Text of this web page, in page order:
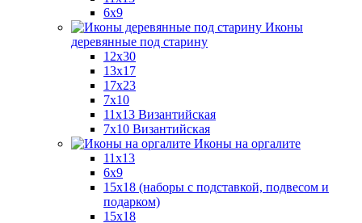
6x9
Иконы
деревянные под старину
12х30
13x17
17x23
7x10
11x13 Византийская
7x10 Византийская
Иконы на оргалите
11x13
6x9
15х18 (наборы с подставкой, подвесом и
подарком)
15x18